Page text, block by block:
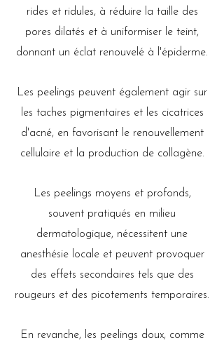
rides et ridules, à réduire la taille des
pores dilatés et à uniformiser le teint,
donnant un éclat renouvelé à l'épiderme.
Les peelings peuvent également agir sur
les taches pigmentaires et les cicatrices
d'acné, en favorisant le renouvellement
cellulaire et la production de collagène.
Les peelings moyens et profonds,
souvent pratiqués en milieu
dermatologique, nécessitent une
anesthésie locale et peuvent provoquer
des effets secondaires tels que des
rougeurs et des picotements temporaires.
En revanche, les peelings doux, comme